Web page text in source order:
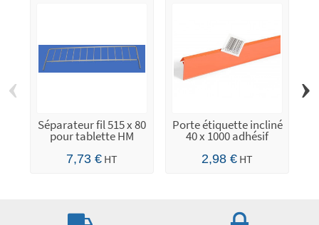
Séparateur fil 515 x 80
pour tablette HM
7,73 € HT
Porte étiquette incliné
40 x 1000 adhésif
2,98 € HT
‹ ›